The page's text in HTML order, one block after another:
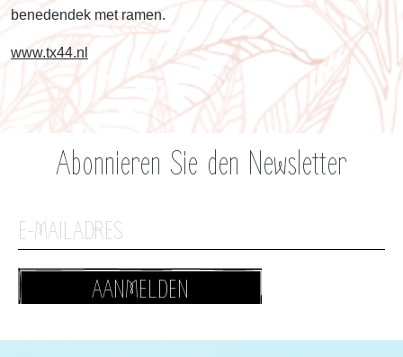
benedendek met ramen.
www.tx44.nl
Abonnieren Sie den Newsletter
AANMELDEN